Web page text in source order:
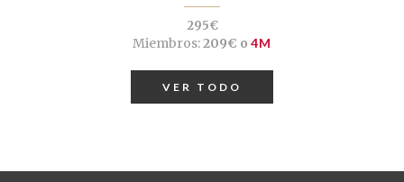
295€
Miembros:209€ o 4M
VER TODO